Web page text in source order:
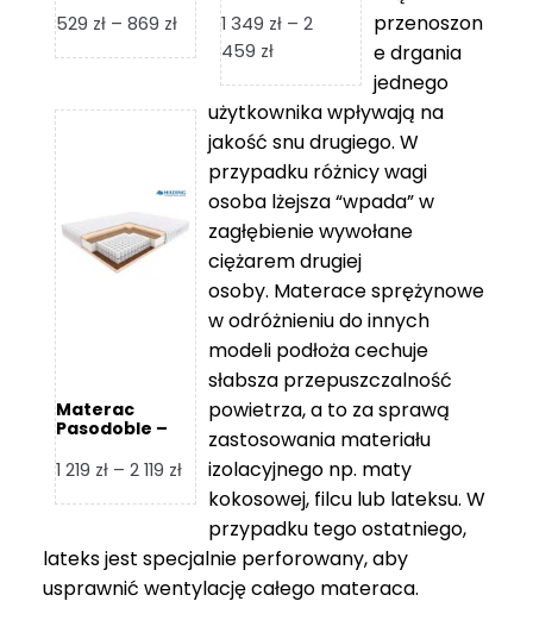
529 zł – 869 złZakres
cen:
529 zł
do
869 zł
1 349 zł – 2
459 złZakres
od
1
349 zł
2
459 zł
Materac
Pasodoble –
1 219 zł – 2 119 złZakres
cen:
1
219 zł
do
przenoszon
e drgania
jednego
użytkownika wpływają na
jakość snu drugiego. W
przypadku różnicy wagi
osoba lżejsza “wpada” w
zagłębienie wywołane
ciężarem drugiej
osoby. Materace sprężynowe
w odróżnieniu do innych
modeli podłoża cechuje
słabsza przepuszczalność
powietrza, a to za sprawą
zastosowania materiału
izolacyjnego np. maty
kokosowej, filcu lub lateksu. W
przypadku tego ostatniego,
lateks jest specjalnie perforowany, aby
usprawnić wentylację całego materaca.